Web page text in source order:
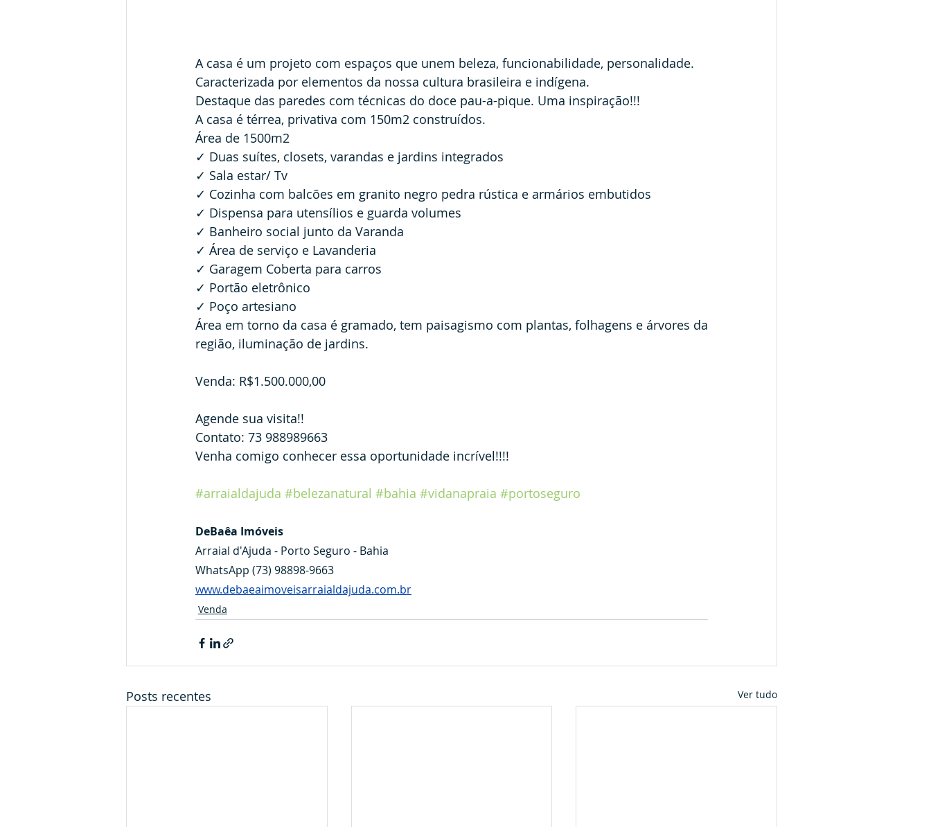
A casa é um projeto com espaços que unem beleza, funcionabilidade, personalidade.
Caracterizada por elementos da nossa cultura brasileira e indígena.
Destaque das paredes com técnicas do doce pau-a-pique. Uma inspiração!!!
A casa é térrea, privativa com 150m2 construídos.
Área de 1500m2
✓ Duas suítes, closets, varandas e jardins integrados
✓ Sala estar/ Tv
✓ Cozinha com balcões em granito negro pedra rústica e armários embutidos
✓ Dispensa para utensílios e guarda volumes
✓ Banheiro social junto da Varanda
✓ Área de serviço e Lavanderia
✓ Garagem Coberta para carros
✓ Portão eletrônico
✓ Poço artesiano
Área em torno da casa é gramado, tem paisagismo com plantas, folhagens e árvores da
região, iluminação de jardins.
Venda: R$1.500.000,00
Agende sua visita!!
Contato: 73 988989663
Venha comigo conhecer essa oportunidade incrível!!!!
#arraialdajuda #belezanatural #bahia #vidanapraia #portoseguro
DeBaêa Imóveis
Arraial d'Ajuda - Porto Seguro - Bahia
WhatsApp (73) 98898-9663
www.debaeaimoveisarraialdajuda.com.br
Venda
Posts recentes Ver tudo